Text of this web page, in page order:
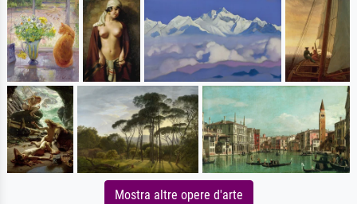
Mostra altre opere d'arte